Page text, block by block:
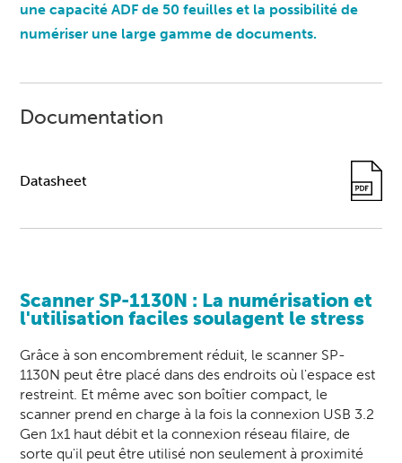
une capacité ADF de 50 feuilles et la possibilité de
numériser une large gamme de documents.
Documentation
Datasheet
Scanner SP-1130N : La numérisation et
l'utilisation faciles soulagent le stress
Grâce à son encombrement réduit, le scanner SP-
1130N peut être placé dans des endroits où l'espace est
restreint. Et même avec son boîtier compact, le
scanner prend en charge à la fois la connexion USB 3.2
Gen 1x1 haut débit et la connexion réseau filaire, de
sorte qu'il peut être utilisé non seulement à proximité